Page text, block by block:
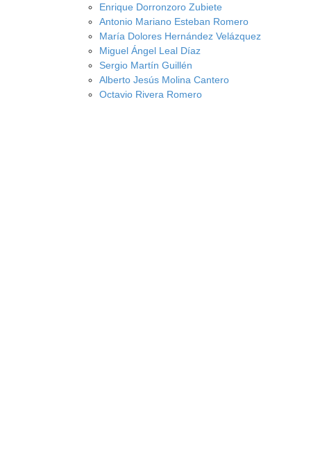
Enrique Dorronzoro Zubiete
Antonio Mariano Esteban Romero
María Dolores Hernández Velázquez
Miguel Ángel Leal Díaz
Sergio Martín Guillén
Alberto Jesús Molina Cantero
Octavio Rivera Romero